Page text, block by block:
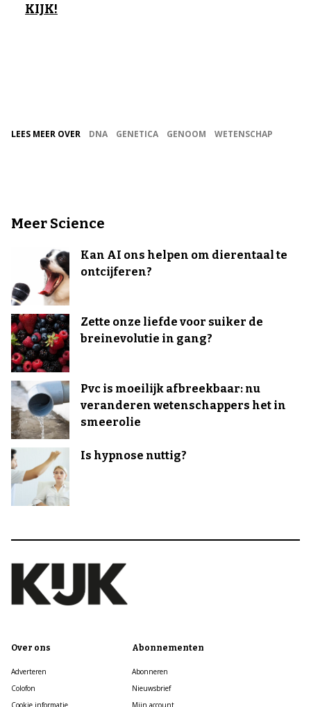
KIJK!
LEES MEER OVER DNA GENETICA GENOOM WETENSCHAP
Meer Science
Kan AI ons helpen om dierentaal te
ontcijferen?
Zette onze liefde voor suiker de
breinevolutie in gang?
Pvc is moeilijk afbreekbaar: nu
veranderen wetenschappers het in
smeerolie
Is hypnose nuttig?
Over ons
Adverteren
Colofon
Cookie informatie
Abonnementen
Abonneren
Nieuwsbrief
Mijn account